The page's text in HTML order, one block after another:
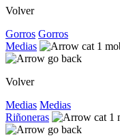
Volver
Gorros Gorros
Medias
Volver
Medias Medias
Riñoneras